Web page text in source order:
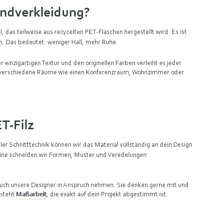
das teilweise aus recycelten PET-Flaschen hergestellt wird. Es ist
Das bedeutet: weniger Hall, mehr Ruhe.
Textur und den originellen Farben verleiht es jeder
Räume wie einen Konferenzraum, Wohnzimmer oder
Filz
Schnitttechnik können wir das Material vollständig an dein Design
schneiden wir Formen, Muster und Veredelungen
unsere Designer in Anspruch nehmen. Sie denken gerne mit und
Maßarbeit , die exakt auf dein Projekt abgestimmt ist.